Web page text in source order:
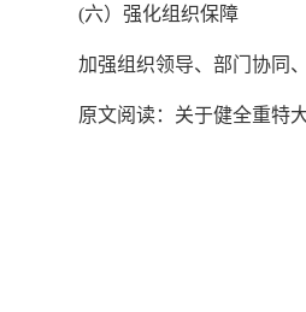
(六）强化组织保障
加强组织领导、部门协同
原文阅读： 关于健全重特